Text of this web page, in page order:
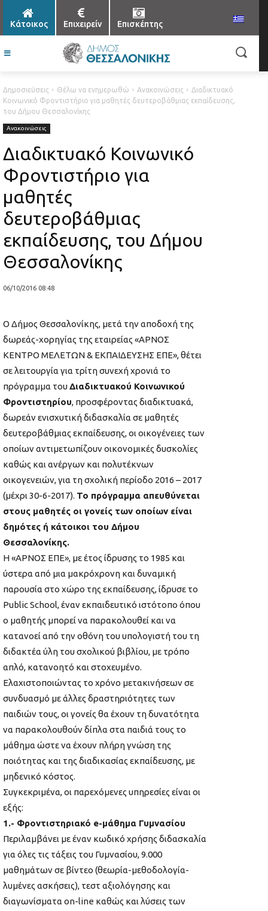
Κάτοικος Επιχειρείν Επισκέπτης
Δημοσιεύσεις Θέλω να ενημερωθώ Ανακοινώσεις
Διαδικτυακό
Κοινωνικό Φροντιστήριο για μαθητές δευτεροβάθμιας εκπαίδευσης,
του Δήμου Θεσσαλονίκης
Ανακοινώσεις
Διαδικτυακό Κοινωνικό
Φροντιστήριο για
μαθητές
δευτεροβάθμιας
εκπαίδευσης, του Δήμου
Θεσσαλονίκης
06/10/2016 08:48
Ο Δήμος Θεσσαλονίκης, μετά την αποδοχή της
δωρεάς-χορηγίας της εταιρείας «ΑΡΝΟΣ
ΚΕΝΤΡΟ ΜΕΛΕΤΩΝ & ΕΚΠΑΙΔΕΥΣΗΣ ΕΠΕ», θέτει
σε λειτουργία για τρίτη συνεχή χρονιά το
πρόγραμμα τουΔιαδικτυακού Κοινωνικού
Φροντιστηρίου, προσφέροντας διαδικτυακά,
δωρεάν ενισχυτική διδασκαλία σε μαθητές
δευτεροβάθμιας εκπαίδευσης, οι οικογένειες των
οποίων αντιμετωπίζουν οικονομικές δυσκολίες
καθώς και ανέργων και πολυτέκνων
οικογενειών, για τη σχολική περίοδο 2016 – 2017
(μέχρι 30-6-2017). Το πρόγραμμα απευθύνεται
στους μαθητές οι γονείς των οποίων είναι
δημότες ή κάτοικοι του Δήμου
Θεσσαλονίκης.
Η «ΑΡΝΟΣ ΕΠΕ», με έτος ίδρυσης το 1985 και
ύστερα από μια μακρόχρονη και δυναμική
παρουσία στο χώρο της εκπαίδευσης, ίδρυσε το
Public School, έναν εκπαιδευτικό ιστότοπο όπου
ο μαθητής μπορεί να παρακολουθεί και να
κατανοεί από την οθόνη του υπολογιστή του τη
διδακτέα ύλη του σχολικού βιβλίου, με τρόπο
απλό, κατανοητό και στοχευμένο.
Ελαχιστοποιώντας το χρόνο μετακινήσεων σε
συνδυασμό με άλλες δραστηριότητες των
παιδιών τους, οι γονείς θα έχουν τη δυνατότητα
να παρακολουθούν δίπλα στα παιδιά τους το
μάθημα ώστε να έχουν πλήρη γνώση της
ποιότητας και της διαδικασίας εκπαίδευσης, με
μηδενικό κόστος.
Συγκεκριμένα, οι παρεχόμενες υπηρεσίες είναι οι
εξής:
1.- Φροντιστηριακό e-μάθημα Γυμνασίου
Περιλαμβάνει με έναν κωδικό χρήσης διδασκαλία
για όλες τις τάξεις του Γυμνασίου, 9.000
μαθημάτων σε βίντεο (θεωρία-μεθοδολογία-
λυμένες ασκήσεις), τεστ αξιολόγησης και
διαγωνίσματα on-line καθώς και λύσεις των